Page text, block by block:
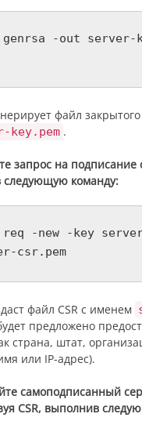
-out server-
файл
key.pem .
запрос на подписание
следующую команду:
-new -key
csr.pem
файл CSR с именем
предложено
страна, штат,
или IP-адрес).
самоподписанный
CSR, выполнив